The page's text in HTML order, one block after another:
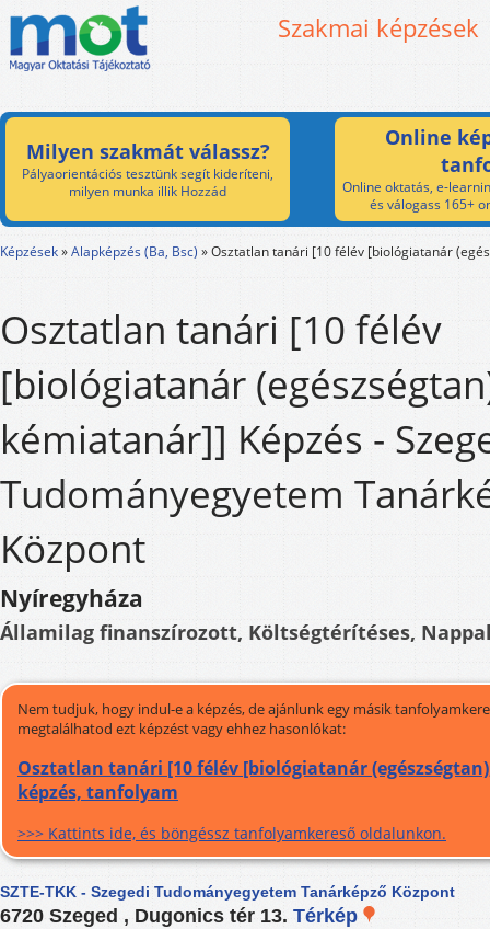
Szakmai képzések
Milyen szakmát válassz?
Pályaorientációs tesztünk segít kideríteni,
milyen munka illik Hozzád
Online
Online oktatás, e-
és válogass 165+
Képzések»Alapképzés (Ba, Bsc) »Osztatlan tanári [10 félév [biológiatanár
Osztatlan tanári [10 félév
[biológiatanár
kémiatanár]] Képzés -
Tudományegyetem
Központ
Nyíregyháza
Államilag finanszírozott, Költségtérítéses,
Nem tudjuk, hogy indul-e a képzés, de ajánlunk egy másik
megtalálhatod ezt képzést vagy ehhez hasonlókat:
Osztatlan tanári [10 félév [biológiatanár
képzés, tanfolyam
>>> Kattints ide, és böngéssz tanfolyamkereső oldalunkon.
SZTE-TKK - Szegedi Tudományegyetem Tanárképző Központ
6720 Szeged , Dugonics tér 13. Térkép